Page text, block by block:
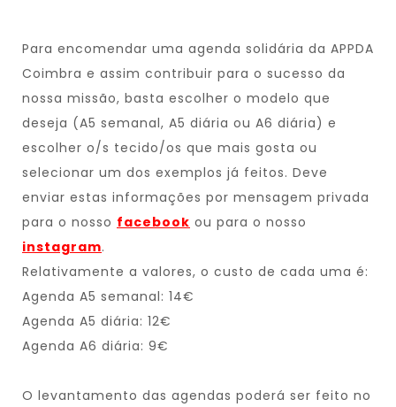
Para encomendar uma agenda solidária da APPDA
Coimbra e assim contribuir para o sucesso da
nossa missão, basta escolher o modelo que
deseja (A5 semanal, A5 diária ou A6 diária) e
escolher o/s tecido/os que mais gosta ou
selecionar um dos exemplos já feitos. Deve
enviar estas informações por mensagem privada
para o nosso facebook ou para o nosso
instagram.
Relativamente a valores, o custo de cada uma é:
Agenda A5 semanal: 14€
Agenda A5 diária: 12€
Agenda A6 diária: 9€
O levantamento das agendas poderá ser feito no